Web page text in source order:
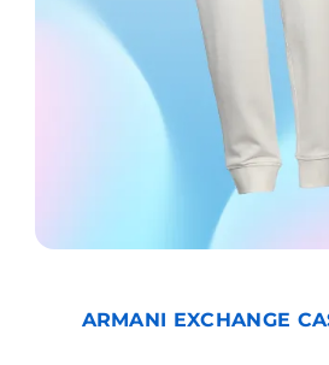
ARMANI EXCHANGE